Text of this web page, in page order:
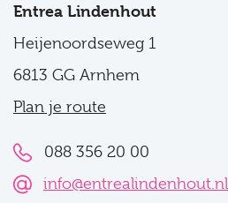
Entrea Lindenhout
Heijenoordseweg 1
6813 GG Arnhem
Plan je route
088 356 20 00
info@entrealindenhout.nl